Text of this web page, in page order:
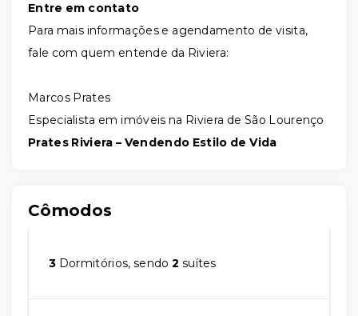
Entre em contato
Para mais informações e agendamento de visita,
fale com quem entende da Riviera:
Marcos Prates
Especialista em imóveis na Riviera de São Lourenço
Prates Riviera – Vendendo Estilo de Vida
Cômodos
3 Dormitórios, sendo2 suítes